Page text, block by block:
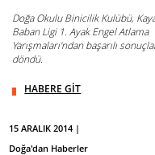
Doğa Okulu Binicilik Kulübü,
Baban Ligi 1. Ayak Engel Atlama
Yarışmaları'ndan başarılı
döndü.
HABERE GİT
15 ARALIK 2014 |
Doğa'dan Haberler